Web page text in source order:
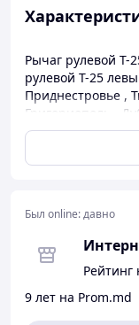
Рычаг рулевой Т-
рулевой Т-25
Приднестровье ,
Григориополь ,
Слободзея
купить Молдова:
Бендеры Bender
Бессарабка
Бируинца Biruinţa
Бричаны Briceni
Был online:давно
9 лет на Prom.md